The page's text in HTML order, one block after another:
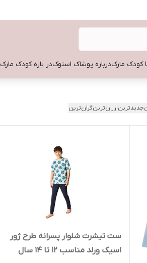
کودک مارکدرباره پوشاک استوکدر باره کودک مارک
جدیدترینارزان‌ترینگران‌ترین
ست تیشرت شلوار پسرانه طرح ژور
اسیک ورلد مناسب 12 تا 14 سال